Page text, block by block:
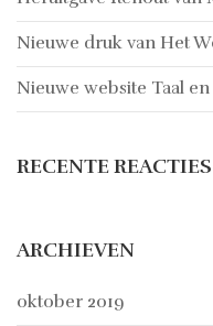
Nieuwe druk van Het
Nieuwe website Taal
RECENTE REACTIES
ARCHIEVEN
oktober 2019